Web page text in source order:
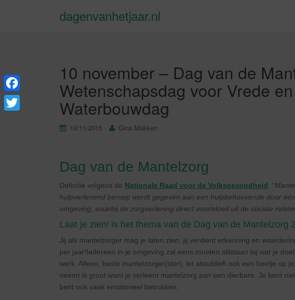
dagenvanhetjaar.nl
10 november – Dag van de
Wetenschapsdag voor Vrede
Waterbouwdag
10/11/2015 Gina Makken
Dag van de Mantelzorg
Definitie volgens de Nationale Raad voor de Volksgezondheid: “
hulpverlenend beroep wordt gegeven aan een hulpbehoevende door
omgeving, waarbij de zorgverlening direct voortvloeit uit de sociale relatie
Laat je zien! is het thema van de Dag van de Mantelzorg
Jij als mantelzorger mag je laten zien, jij verdient erkenning en
per jaar!Iedereen in je omgeving zal eens moeten stilstaan bij wat je
werk. Alleen, beste mantelzorger(ster), let alstublieft ook een beetje op
neemt is groot want je verleent mantelzorg aan een dierbare. Je bent
bent ook vaak emotioneel betrokken.
F